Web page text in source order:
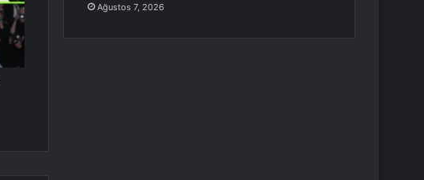
Ağustos 7, 2026